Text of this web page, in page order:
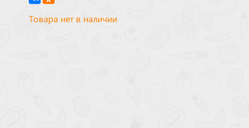
Товара нет в наличии